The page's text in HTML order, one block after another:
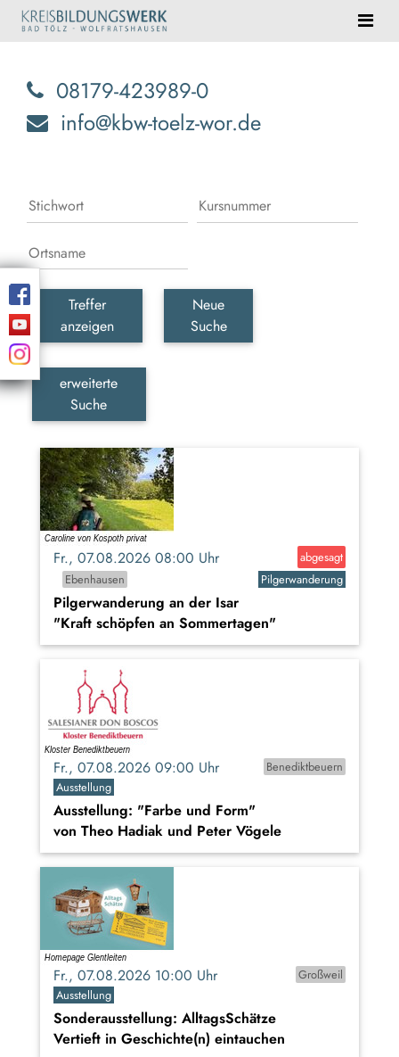
08179-423989-0
info@kbw-toelz-wor.de
Treffer
anzeigen
Neue
Suche
erweiterte
Suche
Fr., 07.08.2026 08:00 Uhr
abgesagt
Ebenhausen
Pilgerwanderung
Pilgerwanderung an der Isar
"Kraft schöpfen an Sommertagen"
Fr., 07.08.2026 09:00 Uhr
Benediktbeuern
Ausstellung
Ausstellung: "Farbe und Form"
von Theo Hadiak und Peter Vögele
Fr., 07.08.2026 10:00 Uhr
Großweil
Ausstellung
Sonderausstellung: AlltagsSchätze
Vertieft in Geschichte(n) eintauchen